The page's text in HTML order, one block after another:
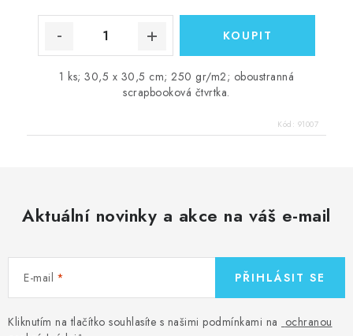
1 ks; 30,5 x 30,5 cm; 250 gr/m2; oboustranná
scrapbooková čtvrtka.
Kód: 91007
Aktuální novinky a akce na váš e-mail
E-mail
Kliknutím na tlačítko souhlasíte s našimi podmínkami na ochranou
PŘIHLÁSIT SE